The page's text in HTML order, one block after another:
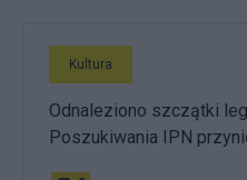
Kultura
Odnaleziono szczątki
Poszukiwania IPN